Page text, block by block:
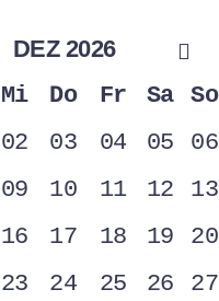
DEZ 2026
Mi Do Fr Sa
So
02 03 04 05
06
09 10 11 12
13
16 17 18 19
20
23 24 25 26
27